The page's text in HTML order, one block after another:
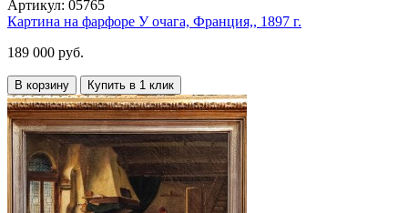
Артикул: 05765
Картина на фарфоре У очага, Франция,, 1897 г.
189 000 руб.
В корзину Купить в 1 клик